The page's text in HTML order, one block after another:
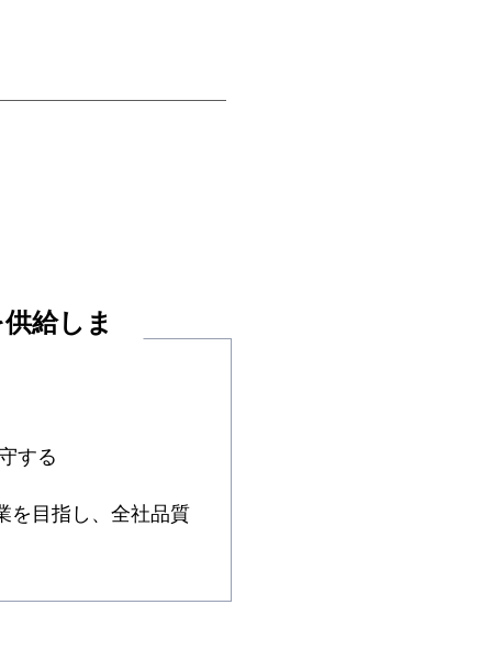
給しま
する
を目指し、全社品質